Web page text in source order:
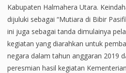
Kabupaten Halmahera Utara.
dijuluki sebagai “Mutiara di Bibir
ini juga sebagai tanda dimulainya
kegiatan yang diarahkan untuk
negara dalam tahun anggaran 2019
peresmian hasil kegiatan